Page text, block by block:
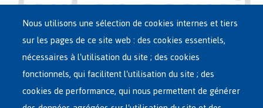
Main
French
ASILE EN BELGIQUE
RÉSEAU D'ACCUEIL
Nous utilisons une sélection de cookies internes et tiers
sur les pages de ce site web : des cookies essentiels,
nécessaires à l'utilisation du site ; des cookies
fonctionnels, qui facilitent l'utilisation du site ; des
cookies de performance, qui nous permettent de générer